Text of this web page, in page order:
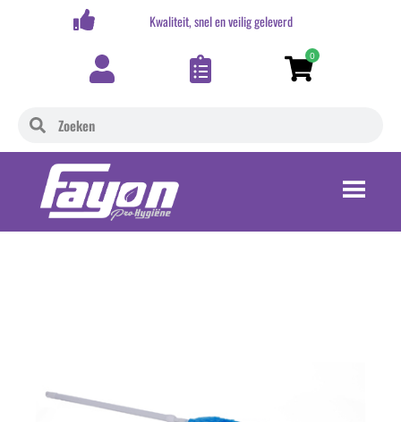
Kwaliteit, snel en veilig geleverd
0